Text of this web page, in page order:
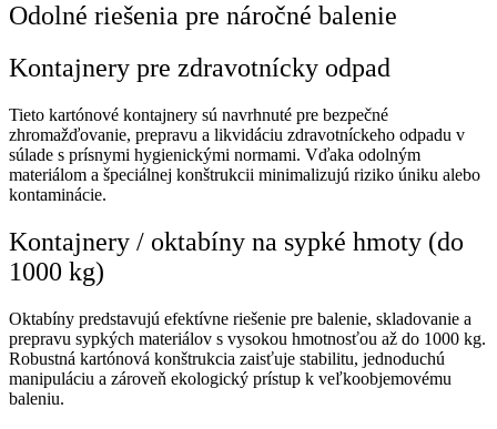
Odolné riešenia pre náročné balenie
Kontajnery pre zdravotnícky odpad
Tieto kartónové kontajnery sú navrhnuté pre bezpečné
zhromažďovanie, prepravu a likvidáciu zdravotníckeho odpadu v
súlade s prísnymi hygienickými normami. Vďaka odolným
materiálom a špeciálnej konštrukcii minimalizujú riziko úniku alebo
kontaminácie.
Kontajnery / oktabíny na sypké hmoty (do
1000 kg)
Oktabíny predstavujú efektívne riešenie pre balenie, skladovanie a
prepravu sypkých materiálov s vysokou hmotnosťou až do 1000 kg.
Robustná kartónová konštrukcia zaisťuje stabilitu, jednoduchú
manipuláciu a zároveň ekologický prístup k veľkoobjemovému
baleniu.